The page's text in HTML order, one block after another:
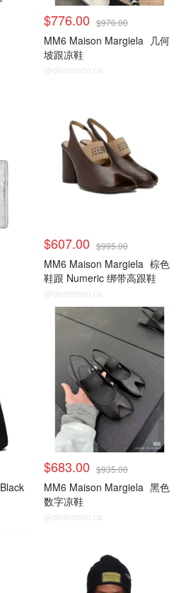
$776.00 $970.00
MM6 Maison Margiela 几何
坡跟凉鞋
@dealmoon.ca
$607.00 $995.00
MM6 Maison Margiela 棕色
鞋跟 Numeric 绑带高跟鞋
@dealmoon.ca
Black
$683.00 $935.00
MM6 Maison Margiela 黑色
数字凉鞋
@dealmoon.ca